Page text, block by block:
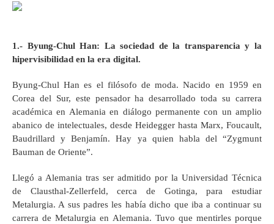
1.- Byung-Chul Han: La sociedad de la transparencia y la
hipervisibilidad en la era digital.
Byung-Chul Han es el filósofo de moda. Nacido en 1959 en
Corea del Sur, este pensador ha desarrollado toda su carrera
académica en Alemania en diálogo permanente con un amplio
abanico de intelectuales, desde Heidegger hasta Marx, Foucault,
Baudrillard y Benjamín. Hay ya quien habla del “Zygmunt
Bauman de Oriente”.
Llegó a Alemania tras ser admitido por la Universidad Técnica
de Clausthal-Zellerfeld, cerca de Gotinga, para estudiar
Metalurgia. A sus padres les había dicho que iba a continuar su
carrera de Metalurgia en Alemania. Tuvo que mentirles porque